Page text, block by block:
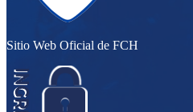
Sitio Web Oficial de FCH